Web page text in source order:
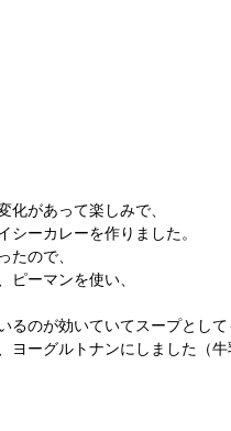
化があって楽しみで、
シーカレーを作りました。
たので、
ピーマンを使い、
のが効いていてスープとして
ヨーグルトナンにしました（